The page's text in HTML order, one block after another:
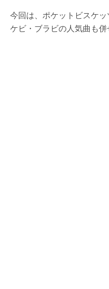
今回は、ポケットビスケ
ケビ・ブラビの人気曲も併